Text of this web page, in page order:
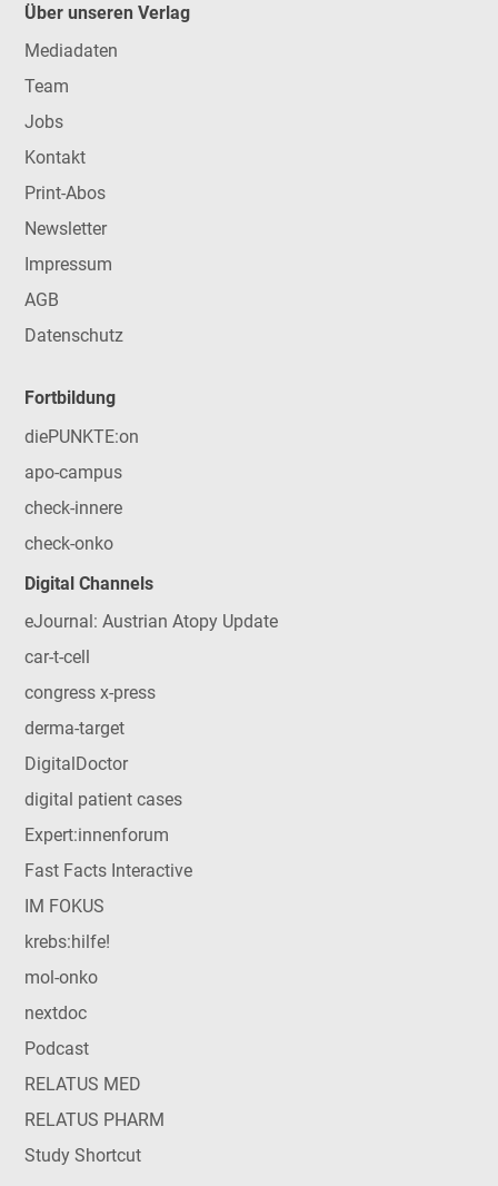
Über unseren Verlag
Mediadaten
Team
Jobs
Kontakt
Print-Abos
Newsletter
Impressum
AGB
Datenschutz
Fortbildung
diePUNKTE:on
apo-campus
check-innere
check-onko
Digital Channels
eJournal: Austrian Atopy Update
car-t-cell
congress x-press
derma-target
DigitalDoctor
digital patient cases
Expert:innenforum
Fast Facts Interactive
IM FOKUS
krebs:hilfe!
mol-onko
nextdoc
Podcast
RELATUS MED
RELATUS PHARM
Study Shortcut